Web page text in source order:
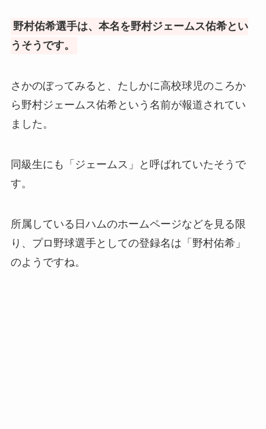
野村佑希選手は、本名を野村ジェームス佑希とい
うそうです。
さかのぼってみると、たしかに高校球児のころか
ら野村ジェームス佑希という名前が報道されてい
ました。
同級生にも「ジェームス」と呼ばれていたそうで
す。
所属している日ハムのホームページなどを見る限
り、プロ野球選手としての登録名は「野村佑希」
のようですね。